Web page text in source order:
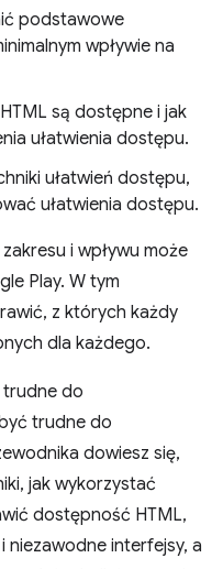
podstawowe
wpływie na
są dostępne i jak
ułatwienia dostępu.
ułatwień dostępu,
ułatwienia dostępu.
i wpływu może
Play. W tym
z których każdy
dla każdego.
trudne do
trudne do
dowiesz się,
jak wykorzystać
dostępność HTML,
interfejsy, a